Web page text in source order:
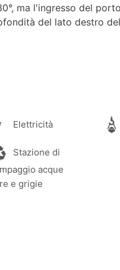
ma l'ingresso del
del lato destro
Elettricità
Stazione di
acque
e grigie